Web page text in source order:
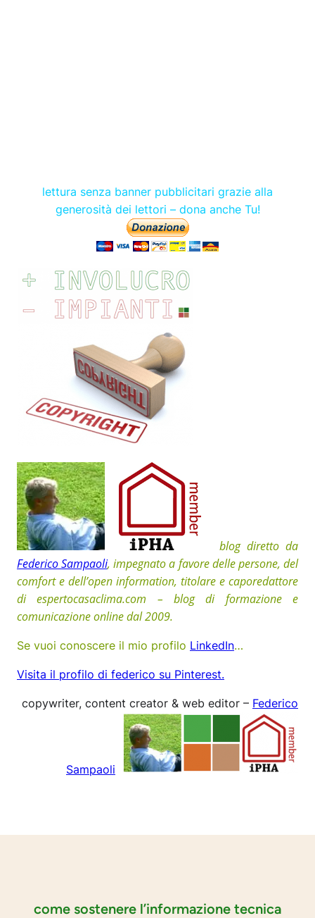
lettura senza banner pubblicitari grazie alla
generosità dei lettori – dona anche Tu!
blog diretto da
Federico Sampaoli, impegnato a favore delle persone, del
comfort e dell’open information, titolare e caporedattore
di espertocasaclima.com – blog di formazione e
comunicazione online dal 2009.
Se vuoi conoscere il mio profilo LinkedIn…
Visita il profilo di federico su Pinterest.
copywriter, content creator & web editor – Federico
Sampaoli
come sostenere l’informazione tecnica